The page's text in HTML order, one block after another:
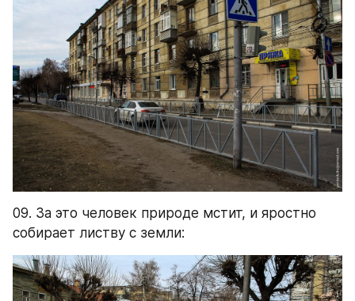
09. За это человек природе мстит, и яростно
собирает листву с земли: